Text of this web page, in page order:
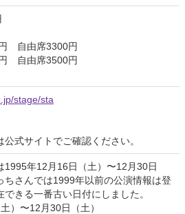
自由席3300円
自由席3500円
stage/sta
式サイトでご確認ください。
年12月16日（土）〜12月30日
ちさんでは1999年以前の公演情報は登
きる一番古い日付にしました。
）〜12月30日（土）